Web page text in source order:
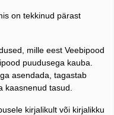
on tekkinud pärast
mille eest Veebipood
puudusega kauba.
asendada, tagastab
kaasnenud tasud.
kirjalikult või kirjalikku